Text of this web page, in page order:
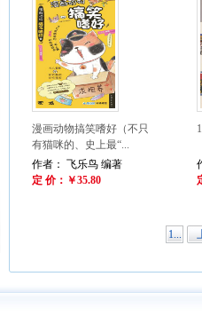
漫画动物搞笑嗜好（不只
有猫咪的、史上最“...
作者： 飞乐鸟 编著
定 价：￥35.80
1...